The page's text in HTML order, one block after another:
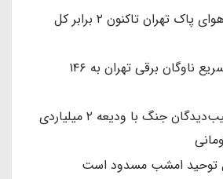
تعداد روزهای با هوای پاک تهران تاکنون ۲ برابر کل
تعداد شارژرهای سریع ناوگان برقی تهران به ۱۴۶
اسکان موقت آسیب‌دیدگان جنگ با ودیعه ۲ میلیاردی
توحید امشب مسدود است